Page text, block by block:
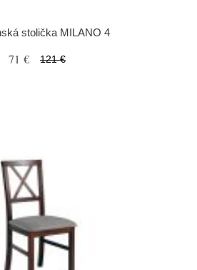
stolička MILANO 4
71 € 121 €